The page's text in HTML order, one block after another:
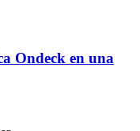
Ondeck en una